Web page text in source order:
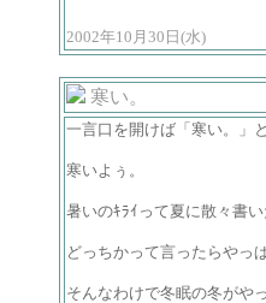
2002年10月30日(水)
寒い。
一言口を開けば「寒い。」
寒いよぅ。
暑いのｷﾗｲって夏に散々書
どっちかって言ったらやっ
そんなわけで冬眠の冬がや